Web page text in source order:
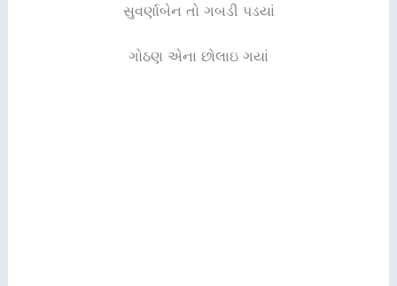
સુવર્ણાબેન તો ગબડી પડયાં
ગોઠણ એના છોલાઇ ગયાં